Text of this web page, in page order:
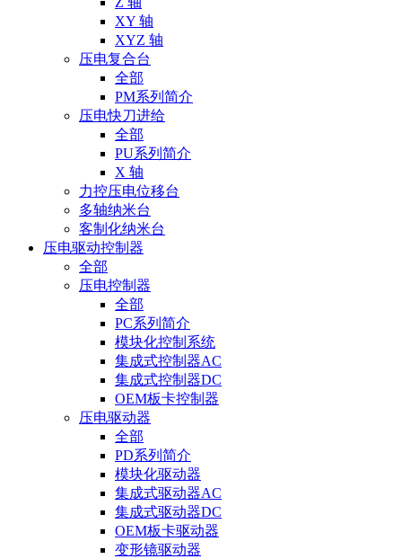
XY 轴
XYZ 轴
压电复合台
全部
PM系列简介
压电快刀进给
全部
PU系列简介
X 轴
力控压电位移台
多轴纳米台
客制化纳米台
压电驱动控制器
全部
压电控制器
全部
PC系列简介
模块化控制系统
集成式控制器AC
集成式控制器DC
OEM板卡控制器
压电驱动器
全部
PD系列简介
模块化驱动器
集成式驱动器AC
集成式驱动器DC
OEM板卡驱动器
变形镜驱动器